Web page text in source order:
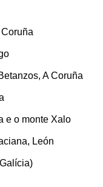
A Coruña
e o monte Xalo
León